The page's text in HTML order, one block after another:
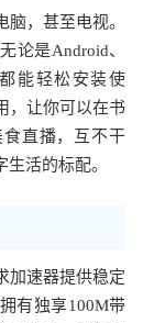
，甚至电视。
论是Android、
能轻松安装使
，让你可以在书
直播，互不干
活的标配。
加速器提供稳定
有独享100M带